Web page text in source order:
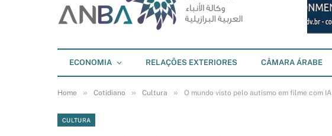
ECONOMIA RELAÇÕES EXTERIORES CÂMARA ÁRABE
Home » Cotidiano » Cultura » O mundo visto pelo autismo em filme com IA
CULTURA